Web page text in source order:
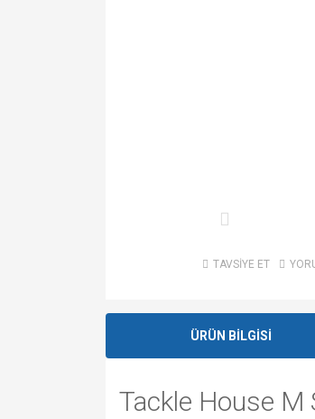
TAVSİYE ET
ÜRÜN BİLGİSİ
Tackle House M